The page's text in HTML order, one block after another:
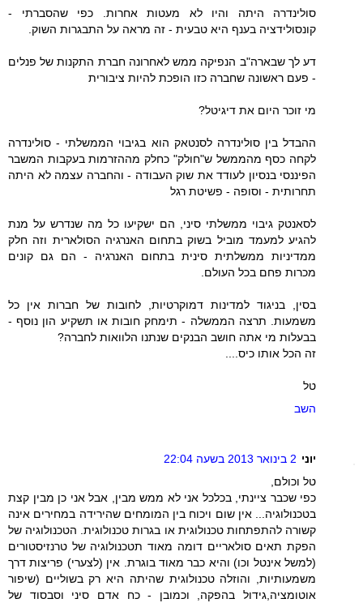
סולינדרה היתה והיו לא מעטות אחרות. כפי שהסברתי -
קונסולידציה בענף היא טבעית - זה מראה על התבגרות השוק.
דע לך שבארה"ב הנפיקה ממש לאחרונה חברת התקנות של פנלים
- פעם ראשונה שחברה כזו הופכת להיות ציבורית
מי זוכר היום את דיגיטל?
ההבדל בין סולינדרה לסנטאק הוא בגיבוי הממשלתי - סולינדרה
לקחה כסף מהממשל ש"חולק" כחלק מההזרמות בעקבות המשבר
הפיננסי בנסיון לעודד את שוק העבודה - והחברה עצמה לא היתה
תחרותית - וסופה - פשיטת רגל
לסאנטק גיבוי ממשלתי סיני, הם ישקיעו כל מה שנדרש על מנת
להגיע למעמד מוביל בשוק בתחום האנרגיה הסולארית וזה חלק
ממדיניות ממשלתית סינית בתחום האנרגיה - הם גם קונים
מכרות פחם בכל העולם.
בסין, בניגוד למדינות דמוקרטיות, לחובות של חברות אין כל
משמעות. תרצה הממשלה - תימחק חובות או תשקיע הון נוסף -
בבעלות מי אתה חושב הבנקים שנתנו הלוואות לחברה?
זה הכל אותו כיס....
טל
השב
יוני 2 בינואר 2013 בשעה 22:04
טל וכולם,
כפי שכבר ציינתי, בכלכל אני לא ממש מבין, אבל אני כן מבין קצת
בטכנולוגיה... אין שום ויכוח בין המומחים שהירידה במחירים אינה
קשורה להתפתחות טכנולוגית או בגרות טכנולוגית. הטכנולוגיה של
הפקת תאים סולאריים דומה מאוד תטכנולוגיה של טרנזיסטורים
(למשל אינטל וכו) והיא כבר מאוד בוגרת. אין (לצערי) פריצות דרך
משמעותיות, והוזלה טכנולוגית שהיתה היא רק בשוליים (שיפור
אוטומציה,גידול בהפקה, וכמובן - כח אדם סיני וסבסוד של